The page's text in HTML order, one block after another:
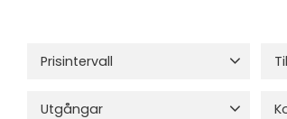
Prisintervall
Utgångar